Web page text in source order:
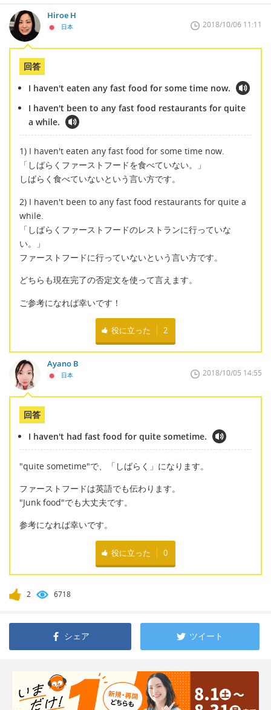
Hiroe H
日本 2018/10/06 11:11
回答
I haven't eaten any fast food for some time now.
I haven't been to any fast food restaurants for quite
a while.
1) I haven't eaten any fast food for some time now.
「しばらくファーストフードを食べていない。」
しばらく食べていないという言い方です。
2) I haven't been to any fast food restaurants for quite a
while.
「しばらくファーストフードのレストランに行っていな
い。」
ファーストフードに行っていないという言い方です。
どちらも現在完了の否定文を使って言えます。
ご参考になれば幸いです！
役に立った 2
Ayano B
日本 2018/10/05 14:55
回答
I haven't had fast food for quite sometime.
"quite sometime"で、「しばらく」になります。
ファーストフードは英語でも伝わります。
"Junk food"でも大丈夫です。
参考になれば幸いです。
役に立った 0
2 6718
シェア ツイート